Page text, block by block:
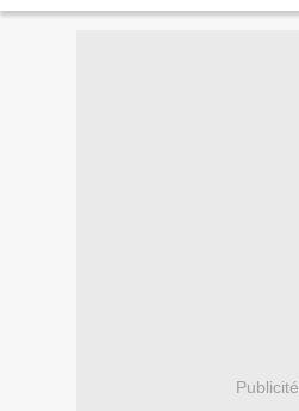
Publicité